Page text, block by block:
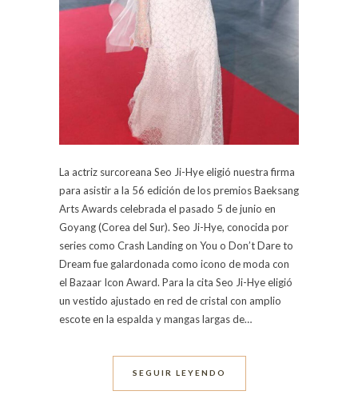
La actriz surcoreana Seo Ji-Hye eligió nuestra firma
para asistir a la 56 edición de los premios Baeksang
Arts Awards celebrada el pasado 5 de junio en
Goyang (Corea del Sur). Seo Ji-Hye, conocida por
series como Crash Landing on You o Don’t Dare to
Dream fue galardonada como icono de moda con
el Bazaar Icon Award. Para la cita Seo Ji-Hye eligió
un vestido ajustado en red de cristal con amplio
escote en la espalda y mangas largas de…
SEGUIR LEYENDO